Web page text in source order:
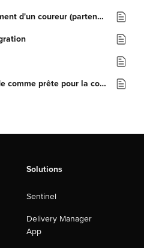
DMA : Visualiser l'emplacement d'un coureur (partenaires de livraison)
DMA : Marquer la commande comme prête pour la collecte
Solutions
Sentinel
Delivery Manager
App